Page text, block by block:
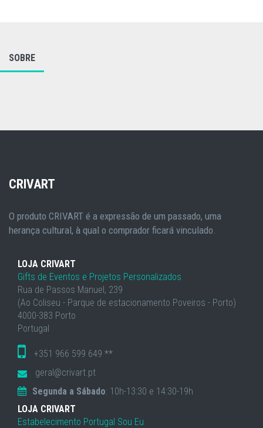
SOBRE
CRIVART
O produto CRIVART é a expressão de um passado, uma
herança cultural, à qual o comprador ficará vinculado.
LOJA CRIVART
Gifts de Eventos e Projetos Personalizados
Rua de Passos Manuel, 239
(Ao Coliseu - Parque de estacionamento Poveiros - Porto)
4000-383 Porto
Portugal
+351 966 599 649 **
geral@crivart.pt
Segunda a Sábado: 10h-13:30 e 14:30-19h
LOJA CRIVART
Estabelecimento Portugal Sou Eu